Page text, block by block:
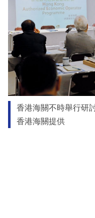
香港海關不時舉行研
香港海關提供